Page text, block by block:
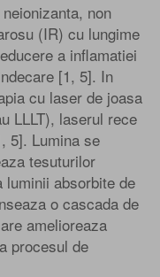
non
(IR) cu lungime
a inflamatiei
[1, 5]. In
cu laser de joasa
LLLT), laserul rece
5]. Lumina se
tesuturilor
luminii absorbite de
o cascada de
amelioreaza
procesul de